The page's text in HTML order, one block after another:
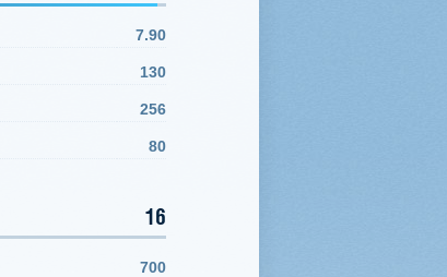
7.90
130
256
80
16
700